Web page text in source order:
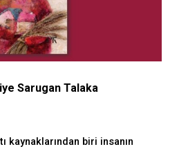
Sarugan Talaka
kaynaklarından biri insanın